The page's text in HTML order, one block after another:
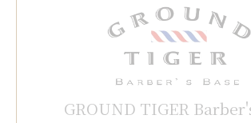
GROUND TIGER